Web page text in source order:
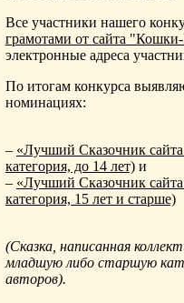
Все участники нашего
грамотами от сайта
электронные адреса
По итогам конкурса
номинациях:
– «Лучший Сказочник
категория, до 14 лет) и
– «Лучший Сказочник
категория, 15 лет и старше)
(Сказка, написанная
младшую либо старшую
авторов).